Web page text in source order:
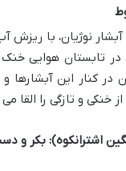
نوژیان، با ریزش
در تابستان هوایی
در کنار این
خنکی و تازگی را القا
اشترانکوه): بکر و